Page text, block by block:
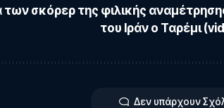
των σκόρερ της φιλικής
του Ιράν ο Ταρέμι
Δεν υπάρχουν